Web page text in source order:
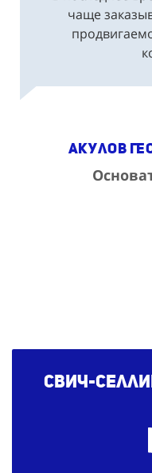
чаще
Акулов
Свич-